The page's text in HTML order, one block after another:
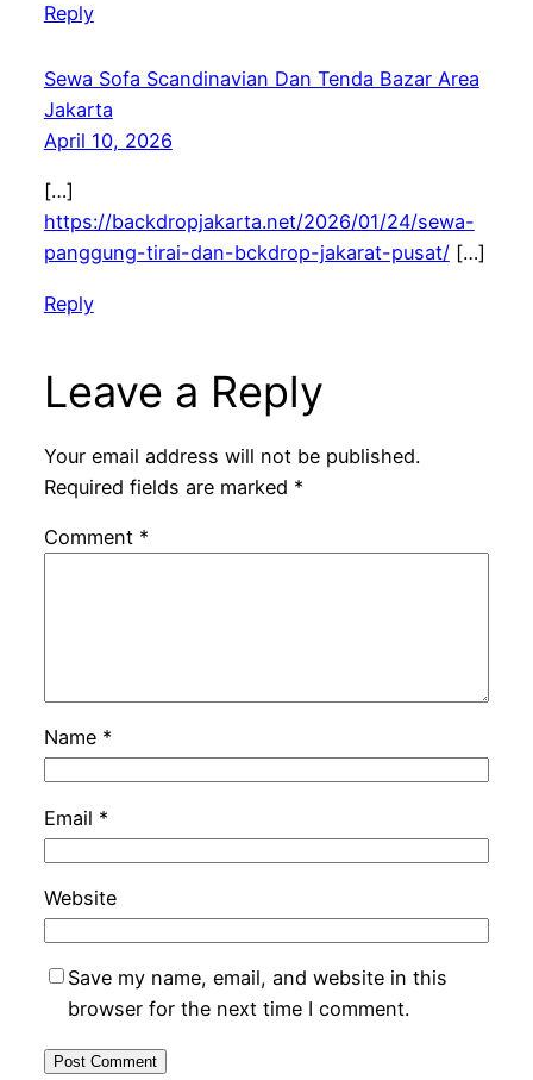
Reply
Sewa Sofa Scandinavian Dan Tenda Bazar Area
Jakarta
April 10, 2026
[…]
https://backdropjakarta.net/2026/01/24/sewa-
panggung-tirai-dan-bckdrop-jakarat-pusat/[…]
Reply
Leave a Reply
Your email address will not be published.
Required fields are marked *
Comment *
Name *
Email *
Website
Save my name, email, and website in this
browser for the next time I comment.